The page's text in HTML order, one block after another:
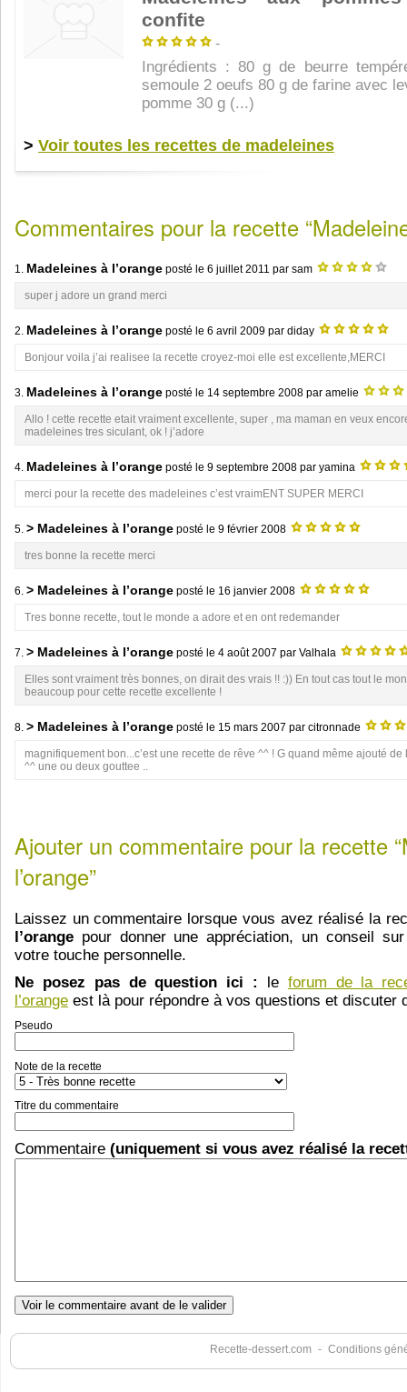
confite
-
Ingrédients : 80 g de beurre
semoule 2 oeufs 80 g de farine avec
pomme 30 g (...)
> Voir toutes les recettes de madeleines
Commentaires pour la recette
1. Madeleines à l’orange posté le 6 juillet 2011 par sam
super j adore un grand merci
2. Madeleines à l’orange posté le 6 avril 2009 par diday
Bonjour voila j’ai realisee la recette croyez-moi elle est excellente,MERCI
3. Madeleines à l’orange posté le 14 septembre 2008 par amelie
Allo ! cette recette etait vraiment excellente, super , ma maman en veux
madeleines tres siculant, ok ! j’adore
4. Madeleines à l’orange posté le 9 septembre 2008 par yamina
merci pour la recette des madeleines c’est vraimENT SUPER MERCI
5. > Madeleines à l’orange posté le 9 février 2008
tres bonne la recette merci
6. > Madeleines à l’orange posté le 16 janvier 2008
Tres bonne recette, tout le monde a adore et en ont redemander
7. > Madeleines à l’orange posté le 4 août 2007 par Valhala
Elles sont vraiment très bonnes, on dirait des vrais !! :)) En tout cas tout le
beaucoup pour cette recette excellente !
8. > Madeleines à l’orange posté le 15 mars 2007 par citronnade
magnifiquement bon...c’est une recette de rêve ^^ ! G quand même ajouté de
^^ une ou deux gouttee ..
Ajouter un commentaire pour la recette
l’orange”
Laissez un commentaire lorsque vous avez réalisé la
l’orange pour donner une appréciation, un conseil
votre touche personnelle.
Ne posez pas de question ici :
le forum de la
l’orange est là pour répondre à vos questions et discuter
Pseudo
Note de la recette
Titre du commentaire
Commentaire (uniquement si vous avez réalisé la
Recette-dessert.com - Conditions